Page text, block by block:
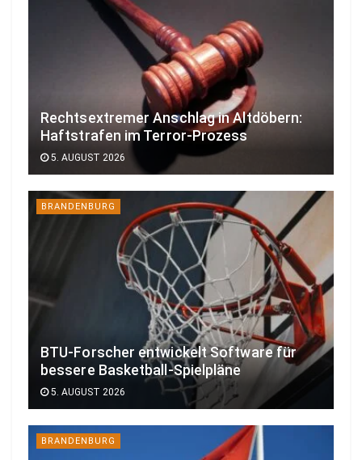
Rechtsextremer Anschlag in Altdöbern:
Haftstrafen im Terror-Prozess
5. AUGUST 2026
BRANDENBURG
BTU-Forscher entwickelt Software für
bessere Basketball-Spielpläne
5. AUGUST 2026
BRANDENBURG